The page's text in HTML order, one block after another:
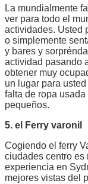
La mundialmente
ver para todo el
actividades. Usted
o simplemente
y bares y
actividad pasando
obtener muy
un lugar para
falta de ropa
pequeños.
5. el Ferry varonil
Cogiendo el ferry
ciudades centro es
experiencia en
mejores vistas del